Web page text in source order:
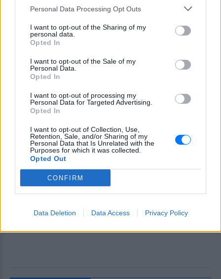
Personal Data Processing Opt Outs
I want to opt-out of the Sharing of my
personal data.
Opted In
I want to opt-out of the Sale of my
Personal Data.
Opted In
I want to opt-out of processing my
Personal Data for Targeted Advertising.
Opted In
I want to opt-out of Collection, Use,
Retention, Sale, and/or Sharing of my
Personal Data that Is Unrelated with the
Purposes for which it was collected.
Opted Out
CONFIRM
Data Deletion Data Access Privacy Policy
και ότι σου κάνει κλικ!
Ακολουθήστε το E-Radio.gr και στο Instagram